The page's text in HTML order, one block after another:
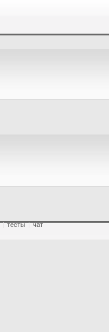
| тесты | чат